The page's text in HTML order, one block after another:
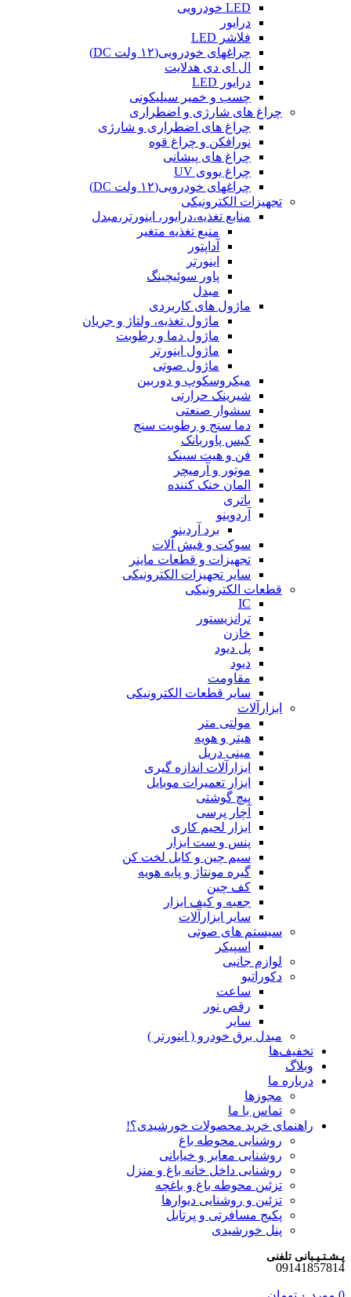
LED خودرویی
درایور
فلاشر LED
چراغهای خودرویی(۱۲ ولت DC)
ال ای دی هدلایت
درایور LED
چسب و خمیر سیلیکونی
چراغ های شارژی و اضطراری
چراغ های اضطراری و شارژی
نورافکن و چراغ قوه
چراغ های پیشانی
چراغ یووی UV
چراغهای خودرویی(۱۲ ولت DC)
تجهیزات الکترونیکی
منابع تغذیه،درایور، اینورتر،مبدل
منبع تغذیه متغیر
آداپتور
اینورتر
پاور سوئیچینگ
مبدل
ماژول های کاربردی
ماژول تغذیه، ولتاژ و جریان
ماژول دما و رطوبت
ماژول اینورتر
ماژول صوتی
میکروسکوپ و دوربین
شیرینک حرارتی
سشوار صنعتی
دما سنج و رطوبت سنج
کیس پاوربانک
فن و هیت سینک
موتور و آرمیچر
المان خنک کننده
باتری
آردوینو
برد آردینو
سوکت و فیش آلات
تجهیزات و قطعات ماینر
سایر تجهیزات الکترونیکی
قطعات الکترونیکی
IC
ترانزیستور
خازن
پل دیود
دیود
مقاومت
سایر قطعات الکترونیکی
ابزارآلات
مولتی متر
هیتر و هویه
مینی دریل
ابزارآلات اندازه گیری
ابزار تعمیرات موبایل
پیچ گوشتی
آچار پرسی
ابزار لحیم کاری
پنس و ست ابزار
سیم چین و کابل لخت کن
گیره مونتاژ و پایه هویه
کف چین
جعبه و کیف ابزار
سایر ابزارآلات
سیستم های صوتی
اسپیکر
لوازم جانبی
دکوراتیو
ساعت
رقص نور
سایر
مبدل برق خودرو ( اینورتر )
تخفیف‌ها
وبلاگ
درباره ما
مجوزها
تماس با ما
راهنمای خرید محصولات خورشیدی؟!
روشنایی محوطه باغ
روشنایی معابر و خیابانی
روشنایی داخل خانه باغ و منزل
تزئین محوطه باغ و باغچه
تزئین و روشنایی دیوارها
پکیج مسافرتی و پرتابل
پنل خورشیدی
پـشـتـیـبانی تلفنی
09141857814